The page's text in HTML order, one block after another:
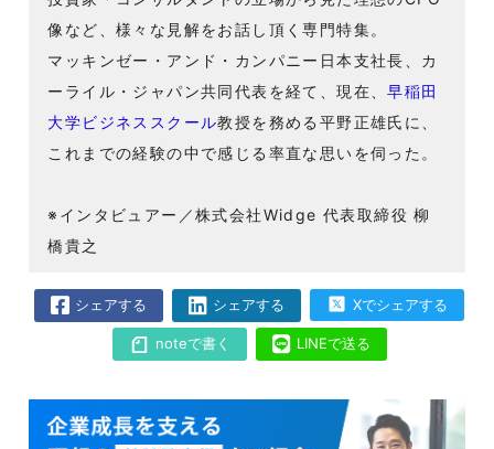
像など、様々な見解をお話し頂く専門特集。
マッキンゼー・アンド・カンパニー日本支社長、カ
ーライル・ジャパン共同代表を経て、現在、早稲田
大学ビジネススクール教授を務める平野正雄氏に、
これまでの経験の中で感じる率直な思いを伺った。
※インタビュアー／株式会社Widge 代表取締役 柳
橋貴之
シェアする シェアする Xでシェアする
noteで書く LINEで送る